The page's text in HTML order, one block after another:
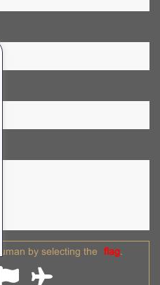
by selecting the flag.